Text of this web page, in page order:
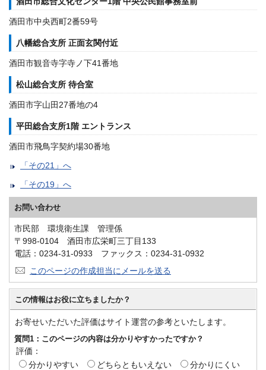
酒田市中央西町2番59号
八幡総合支所 正面玄関付近
酒田市観音寺字寺ノ下41番地
松山総合支所 待合室
酒田市字山田27番地の4
平田総合支所1階 エントランス
酒田市飛鳥字契約場30番地
「その21」へ
「その19」へ
お問い合わせ
市民部 環境衛生課 管理係
〒998-0104 酒田市広栄町三丁目133
電話：0234-31-0933 ファックス：0234-31-0932
このページの作成担当にメールを送る
この情報はお役に立ちましたか？
お寄せいただいた評価はサイト運営の参考といたします。
質問1：このページの内容は分かりやすかったですか？
評価：
分かりやすい
どちらともいえない
分かりにくい